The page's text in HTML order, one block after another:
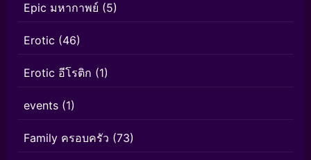
Epic มหากาพย์ (5)
Erotic (46)
Erotic อีโรติก (1)
events (1)
Family ครอบครัว (73)